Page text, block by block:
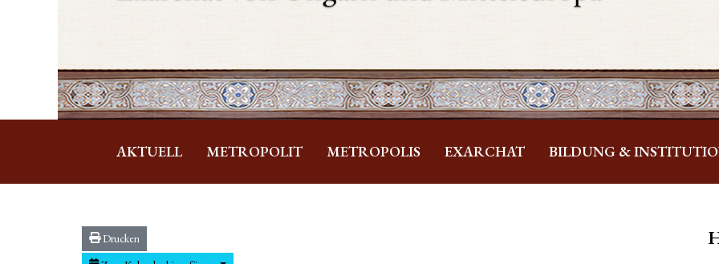
AKTUELL METROPOLIT METROPOLIS EXARCHAT BILDUNG &
Drucken